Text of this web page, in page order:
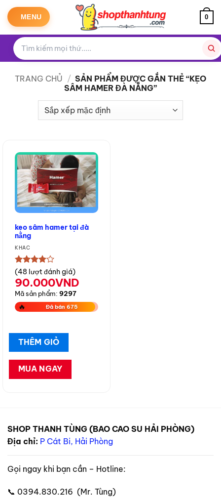
qua
dung
MENU 0
TRANG CHỦ / SẢN PHẨM ĐƯỢC GẮN THẺ “KẸO
SÂM HAMER ĐÀ NẴNG”
kẹo sâm hamer tại đà
nẵng
KHÁC
★★★★★
(48 lượt đánh giá)
90.000VND
Mã sản phẩm: 9297
🔥 Đã bán 675
THÊM GIỎ
MUA NGAY
SHOP THANH TÙNG (BAO CAO SU HẢI PHÒNG)
Địa chỉ: P Cát Bi, Hải Phòng
Gọi ngay khi bạn cần – Hotline:
📞 0394.830.216 (Mr. Tùng)